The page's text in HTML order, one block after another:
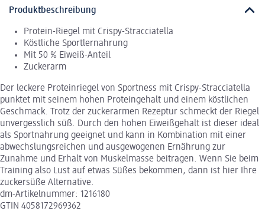
Produktbeschreibung
Protein-Riegel mit Crispy-Stracciatella
Köstliche Sportlernahrung
Mit 50 % Eiweiß-Anteil
Zuckerarm
Der leckere Proteinriegel von Sportness mit Crispy-Stracciatella
punktet mit seinem hohen Proteingehalt und einem köstlichen
Geschmack. Trotz der zuckerarmen Rezeptur schmeckt der Riegel
unvergesslich süß. Durch den hohen Eiweißgehalt ist dieser ideal
als Sportnahrung geeignet und kann in Kombination mit einer
abwechslungsreichen und ausgewogenen Ernährung zur
Zunahme und Erhalt von Muskelmasse beitragen. Wenn Sie beim
Training also Lust auf etwas Süßes bekommen, dann ist hier Ihre
zuckersüße Alternative.
dm-Artikelnummer: 1216180
GTIN 4058172969362